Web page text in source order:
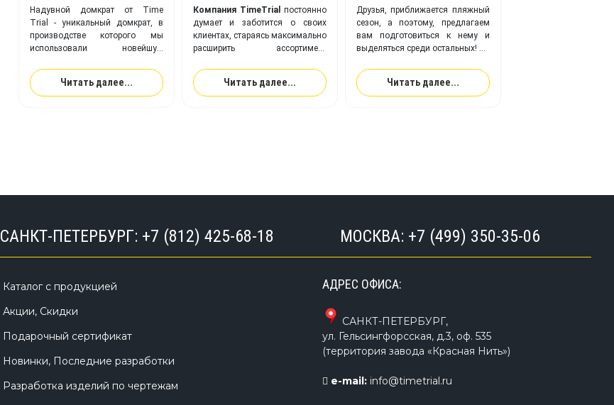
Надувной домкрат от Time
Trial - уникальный домкрат, в
производстве которого мы
использовали новейшую
его накачки!
Читать далее...
Компания TimeTrial постоянно
думает и заботится о своих
клиентах, стараясь максимально
расширить ассортимент
совершенствовать выпускаемые
модели надувных изделий,
оптимизировать
Читать далее...
Друзья, приближается пляжный
сезон, а поэтому, предлагаем
вам подготовиться к нему и
выделяться среди остальных!
Компания TimeTrial
поможет
воплотить вам любую фантазия
на вашемSUP борде!
Читать далее...
САНКТ-ПЕТЕРБУРГ: +7 (812) 425-68-18 МОСКВА: +7 (499) 350-35-06
Каталог с продукцией
Акции, Скидки
Подарочный сертификат
Новинки, Последние разработки
Разработка изделий по чертежам
АДРЕС ОФИСА:
САНКТ-ПЕТЕРБУРГ,
ул. Гельсингфорсская, д.3, оф. 535
(территория завода «Красная Нить»)
e-mail: info@timetrial.ru